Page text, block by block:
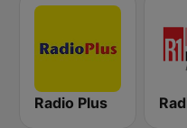
Radio Plus